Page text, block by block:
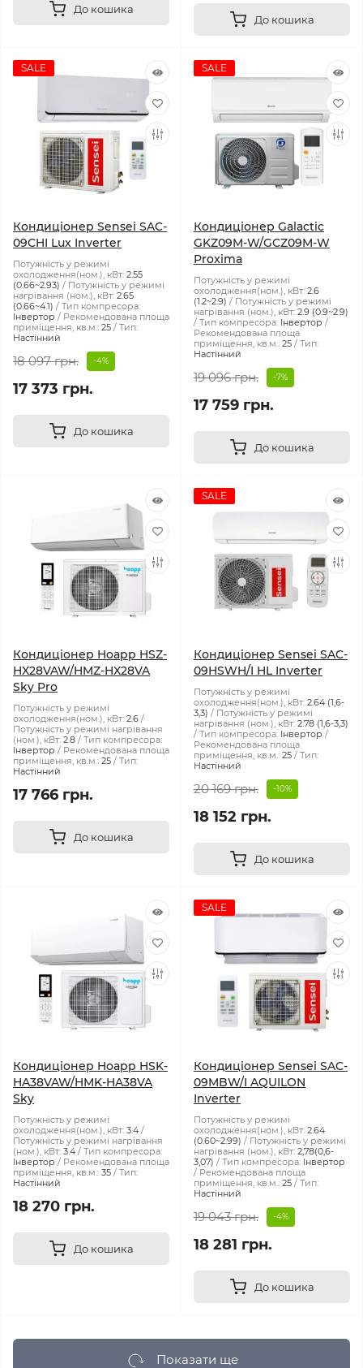
До кошика
До кошика
SALE
Кондиціонер Sensei SAC-
09CHI Lux Inverter
Потужність у режимі
охолодження(ном.), кВт: 2.55
(0.66~2.93)
Потужність у режимі
нагрівання (ном.), кВт: 2.65
(0.66~4.1)
Тип компресора:
Інвертор
Рекомендована площа
приміщення, кв.м.: 25
Тип:
Настінний
18 097 грн. -4%
17 373 грн.
До кошика
SALE
Кондиціонер Galactic
GKZ09M-W/GCZ09M-W
Proxima
Потужність у режимі
охолодження(ном.), кВт: 2.6
(1.2~2.9)
Потужність у режимі
нагрівання (ном.), кВт: 2.9 (0.9~2.9)
Тип компресора: Інвертор
Рекомендована площа
приміщення, кв.м.: 25
Тип:
Настінний
19 096 грн. -7%
17 759 грн.
До кошика
Кондиціонер Hoapp HSZ-
HX28VAW/HMZ-HX28VA
Sky Pro
Потужність у режимі
охолодження(ном.), кВт: 2.6
Потужність у режимі нагрівання
(ном.), кВт: 2.8
Тип компресора:
Інвертор
Рекомендована площа
приміщення, кв.м.: 25
Тип:
Настінний
17 766 грн.
До кошика
SALE
Кондиціонер Sensei SAC-
09HSWH/I HL Inverter
Потужність у режимі
охолодження(ном.), кВт: 2.64 (1,6-
3,3)
Потужність у режимі
нагрівання (ном.), кВт: 2.78 (1,6-3,3)
Тип компресора: Інвертор
Рекомендована площа
приміщення, кв.м.: 25
Тип:
Настінний
20 169 грн. -10%
18 152 грн.
До кошика
Кондиціонер Hoapp HSK-
HA38VAW/HMK-HA38VA
Sky
Потужність у режимі
охолодження(ном.), кВт: 3.4
Потужність у режимі нагрівання
(ном.), кВт: 3.4
Тип компресора:
Інвертор
Рекомендована площа
приміщення, кв.м.: 35
Тип:
Настінний
18 270 грн.
До кошика
SALE
Кондиціонер Sensei SAC-
09MBW/I AQUILON
Inverter
Потужність у режимі
охолодження(ном.), кВт: 2.64
(0.60~2.99)
Потужність у режимі
нагрівання (ном.), кВт: 2,78(0,6-
3,07)
Тип компресора: Інвертор
Рекомендована площа
приміщення, кв.м.: 25
Тип:
Настінний
19 043 грн. -4%
18 281 грн.
До кошика
Показати ще